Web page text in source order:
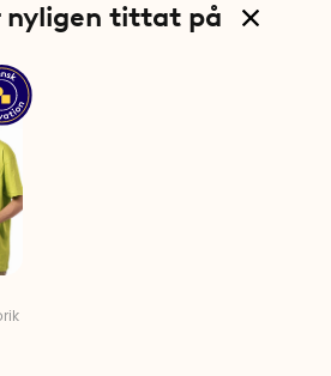
nyligen tittat på